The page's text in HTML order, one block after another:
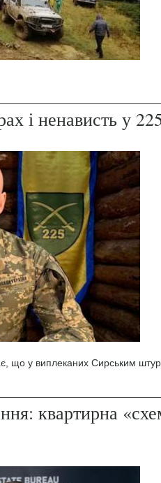
і ненависть у
що у виплеканих Сирським
квартирна